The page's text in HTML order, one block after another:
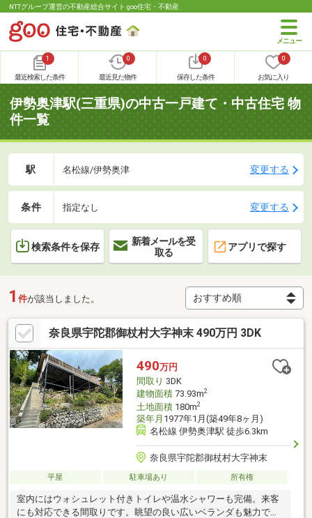
NTTグループ運営の不動産総合サイト goo住宅・不動産
1
最近検索した条件
0
最近見た物件
0
保存した条件
0
お気に入り
伊勢奥津駅(三重県)の中古一戸建て・中古住宅 物
件一覧
駅 名松線/伊勢奥津 変更する
条件 指定なし 変更する
検索条件を保存
新着メールを受
取る
アプリで探す
1 件が該当しました。
奈良県宇陀郡御杖村大字神末 490万円 3DK
490万円
間取り 3DK
建物面積73.93m2
土地面積180m2
築年月 1977年1月(築49年8ヶ月)
名松線 伊勢奥津駅 徒歩6.3km
奈良県宇陀郡御杖村大字神末
平屋 駐車場あり 所有権
室内にはウォシュレット付きトイレや温水シャワーも完備。来客
にも対応できる間取りです。眺望の良い広いベランダも魅力で